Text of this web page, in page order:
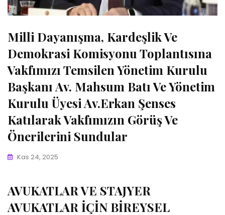
Milli Dayanışma, Kardeşlik Ve
Demokrasi Komisyonu Toplantısına
Vakfımızı Temsilen Yönetim Kurulu
Başkanı Av. Mahsum Batı Ve Yönetim
Kurulu Üyesi Av.Erkan Şenses
Katılarak Vakfımızın Görüş Ve
Önerilerini Sundular
Kas 24, 2025
AVUKATLAR VE STAJYER
AVUKATLAR İÇİN BİREYSEL